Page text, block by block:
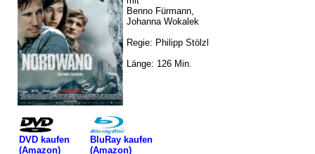
Benno Fürmann,
Johanna Wokalek
Regie: Philipp Stölzl
Länge: 126 Min.
DVD kaufen
(Amazon)
BluRay kaufen
(Amazon)